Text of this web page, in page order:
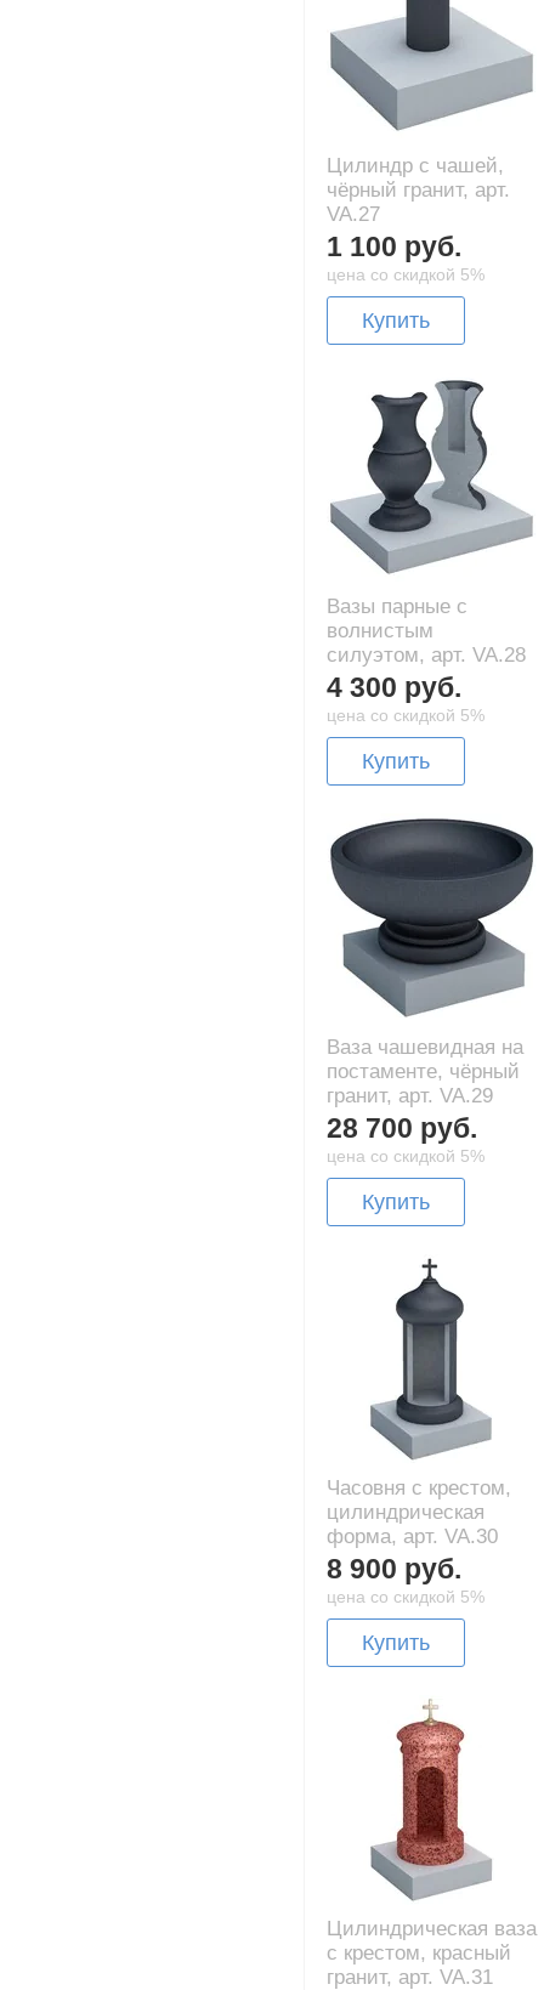
Цилиндр с чашей,
чёрный гранит, арт.
VA.27
1 100 руб.
цена со скидкой 5%
Купить
Вазы парные с
волнистым
силуэтом, арт. VA.28
4 300 руб.
цена со скидкой 5%
Купить
Ваза чашевидная на
постаменте, чёрный
гранит, арт. VA.29
28 700 руб.
цена со скидкой 5%
Купить
Часовня с крестом,
цилиндрическая
форма, арт. VA.30
8 900 руб.
цена со скидкой 5%
Купить
Цилиндрическая ваза
с крестом, красный
гранит, арт. VA.31